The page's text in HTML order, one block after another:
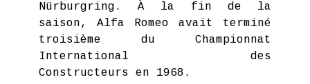
Nürburgring. À la fin de la
saison, Alfa Romeo avait terminé
troisième du Championnat
International des
Constructeurs en 1968.